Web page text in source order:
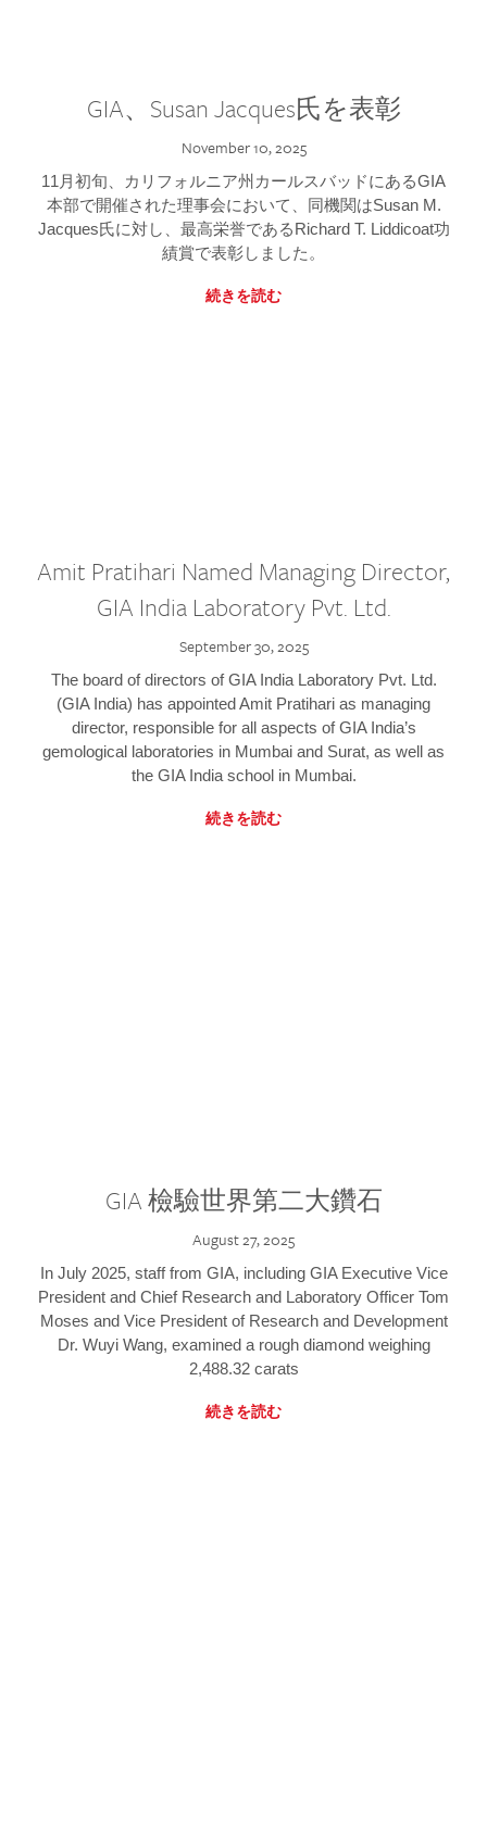
GIA、Susan Jacques氏を表彰
November 10, 2025
11月初旬、カリフォルニア州カールスバッドにあるGIA
本部で開催された理事会において、同機関はSusan M.
Jacques氏に対し、最高栄誉であるRichard T. Liddicoat功
績賞で表彰しました。
続きを読む
Amit Pratihari Named Managing Director,
GIA India Laboratory Pvt. Ltd.
September 30, 2025
The board of directors of GIA India Laboratory Pvt. Ltd.
(GIA India) has appointed Amit Pratihari as managing
director, responsible for all aspects of GIA India’s
gemological laboratories in Mumbai and Surat, as well as
the GIA India school in Mumbai.
続きを読む
GIA 檢驗世界第二大鑽石
August 27, 2025
In July 2025, staff from GIA, including GIA Executive Vice
President and Chief Research and Laboratory Officer Tom
Moses and Vice President of Research and Development
Dr. Wuyi Wang, examined a rough diamond weighing
2,488.32 carats
続きを読む